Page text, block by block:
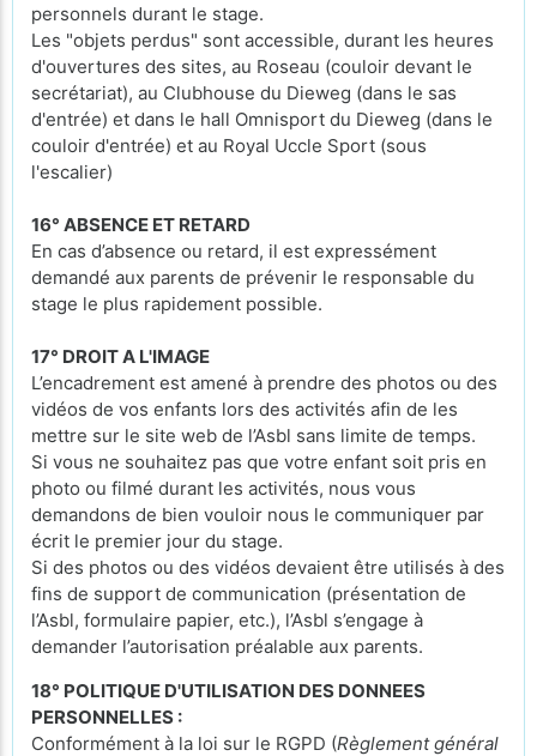
personnels durant le stage.
Les "objets perdus" sont accessible, durant les heures
d'ouvertures des sites, au Roseau (couloir devant le
secrétariat), au Clubhouse du Dieweg (dans le sas
d'entrée) et dans le hall Omnisport du Dieweg (dans le
couloir d'entrée) et au Royal Uccle Sport (sous
l'escalier)
16° ABSENCE ET RETARD
En cas d’absence ou retard, il est expressément
demandé aux parents de prévenir le responsable du
stage le plus rapidement possible.
17° DROIT A L'IMAGE
L’encadrement est amené à prendre des photos ou des
vidéos de vos enfants lors des activités afin de les
mettre sur le site web de l’Asbl sans limite de temps.
Si vous ne souhaitez pas que votre enfant soit pris en
photo ou filmé durant les activités, nous vous
demandons de bien vouloir nous le communiquer par
écrit le premier jour du stage.
Si des photos ou des vidéos devaient être utilisés à des
fins de support de communication (présentation de
l’Asbl, formulaire papier, etc.), l’Asbl s’engage à
demander l’autorisation préalable aux parents.
18° POLITIQUE D'UTILISATION DES DONNEES
PERSONNELLES :
Conformément à la loi sur le RGPD (Règlement général